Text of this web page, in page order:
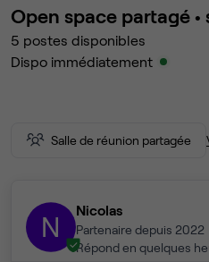
Open space partagé •
5 postes disponibles
Dispo immédiatement
Salle de réunion partagée
N Nicolas
Partenaire depuis 2022
Répond en quelques